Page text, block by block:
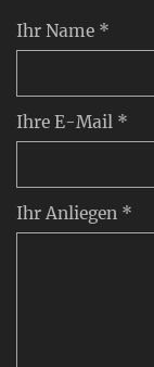
Ihr Name *
Ihre E-Mail *
Ihr Anliegen *